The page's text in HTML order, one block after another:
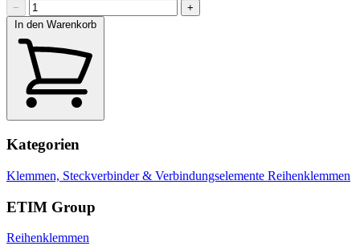
−
+
In den Warenkorb
Kategorien
Klemmen, Steckverbinder & Verbindungselemente Reihenklemmen
ETIM Group
Reihenklemmen